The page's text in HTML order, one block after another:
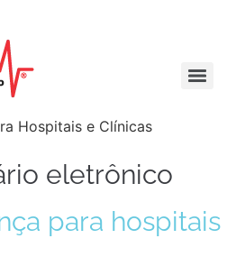
Hospitais e Clínicas
eletrônico
para hospitais